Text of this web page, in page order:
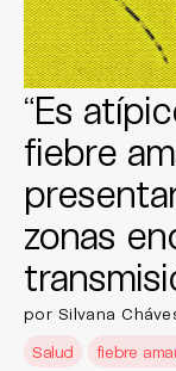
“Es
fiebre
zonas
por Silvana
Salud
fiebre